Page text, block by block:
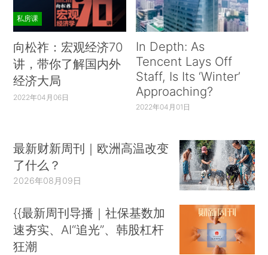
私房课
向松祚：宏观经济70
讲，带你了解国内外
经济大局
2022年04月06日
In Depth: As
Tencent Lays Off
Staff, Is Its ‘Winter’
Approaching?
2022年04月01日
最新财新周刊｜欧洲高温改变
了什么？
2026年08月09日
{{最新周刊导播｜社保基数加
速夯实、AI“追光”、韩股杠杆
狂潮